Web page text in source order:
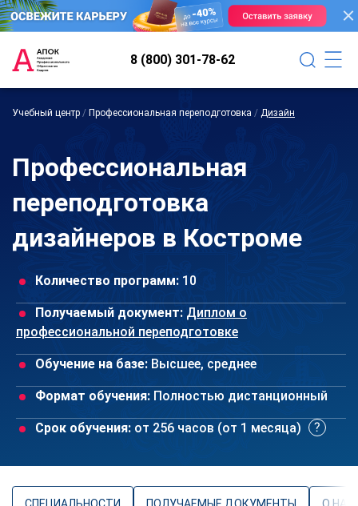
8 (800) 301-78-62
Учебный центр / Профессиональная переподготовка / Дизайн
Профессиональная
переподготовка
дизайнеров в Костроме
Количество программ: 10
Получаемый документ: Диплом о
профессиональной переподготовке
Обучение на базе: Высшее, среднее
Формат обучения: Полностью дистанционный
Срок обучения: от 256 часов (от 1 месяца)